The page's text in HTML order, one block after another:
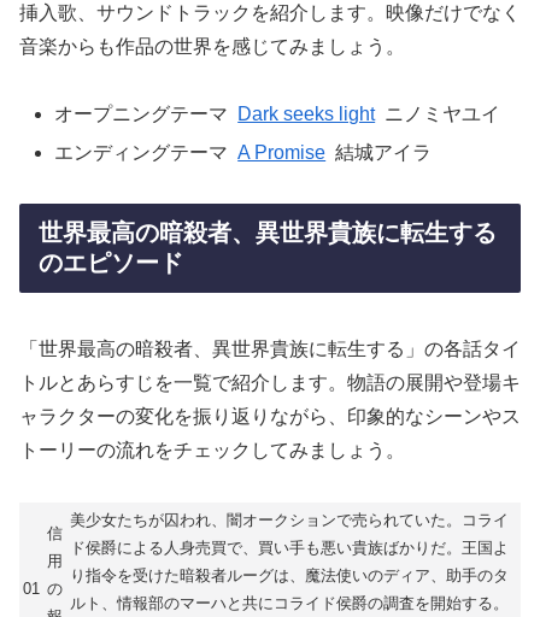
挿入歌、サウンドトラックを紹介します。映像だけでなく
音楽からも作品の世界を感じてみましょう。
オープニングテーマ Dark seeks light ニノミヤユイ
エンディングテーマ A Promise 結城アイラ
世界最高の暗殺者、異世界貴族に転生する
のエピソード
「世界最高の暗殺者、異世界貴族に転生する」の各話タイ
トルとあらすじを一覧で紹介します。物語の展開や登場キ
ャラクターの変化を振り返りながら、印象的なシーンやス
トーリーの流れをチェックしてみましょう。
01
信
用
の
美少女たちが囚われ、闇オークションで売られていた。コライ
ド侯爵による人身売買で、買い手も悪い貴族ばかりだ。王国よ
り指令を受けた暗殺者ルーグは、魔法使いのディア、助手のタ
ルト、情報部のマーハと共にコライド侯爵の調査を開始する。